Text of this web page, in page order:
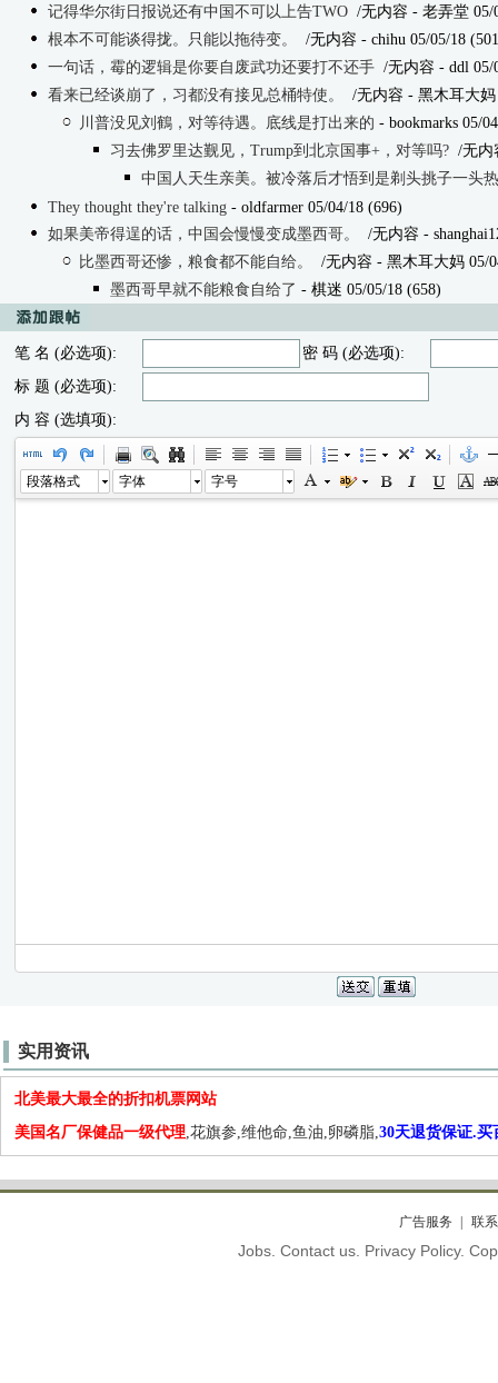
记得华尔街日报说还有中国不可以上告TWO /无内容 - 老弄堂 05/
根本不可能谈得拢。只能以拖待变。
/无内容 - chihu 05/05/18
一句话，霉的逻辑是你要自废武功还要打不还手 /无内容 - ddl 05/
看来已经谈崩了，习都没有接见总桶特使。
/无内容 - 黑木耳大妈
川普没见刘鶴，对等待遇。底线是打出来的 - bookmarks 05/
习去佛罗里达觐见，Trump到北京国事+，对等吗? /无内
中国人天生亲美。被冷落后才悟到是剃头挑子一头热
They thought they're talking - oldfarmer 05/04/18 (696)
如果美帝得逞的话，中国会慢慢变成墨西哥。
/无内容 -
比墨西哥还惨，粮食都不能自给。
/无内容 - 黑木耳大妈 05/
墨西哥早就不能粮食自给了 - 棋迷 05/05/18 (658)
笔 名 (必选项):
密 码 (必选项):
标 题 (必选项):
内 容 (选填项):
段落格式 字体 字号
实用资讯
北美最大最全的折扣机票网站
美国名厂保健品一级代理,花旗参,维他命,鱼油,卵磷脂,30天退货保证.买
广告服务 联
Jobs. Contact us. Privacy Policy.